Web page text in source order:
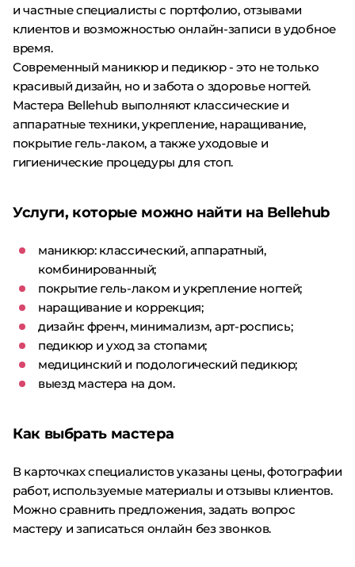
и частные специалисты с портфолио, отзывами
клиентов и возможностью онлайн-записи в удобное
время.
Современный маникюр и педикюр - это не только
красивый дизайн, но и забота о здоровье ногтей.
Мастера Bellehub выполняют классические и
аппаратные техники, укрепление, наращивание,
покрытие гель-лаком, а также уходовые и
гигиенические процедуры для стоп.
Услуги, которые можно найти на Bellehub
маникюр: классический, аппаратный,
комбинированный;
покрытие гель-лаком и укрепление ногтей;
наращивание и коррекция;
дизайн: френч, минимализм, арт-роспись;
педикюр и уход за стопами;
медицинский и подологический педикюр;
выезд мастера на дом.
Как выбрать мастера
В карточках специалистов указаны цены, фотографии
работ, используемые материалы и отзывы клиентов.
Можно сравнить предложения, задать вопрос
мастеру и записаться онлайн без звонков.